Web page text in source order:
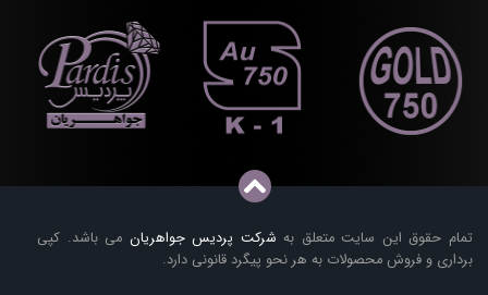
تمام حقوق این سایت متعلق به شرکت پردیس جواهریان می باشد. کپی
برداری و فروش محصولات به هر نحو پیگرد قانونی دارد.